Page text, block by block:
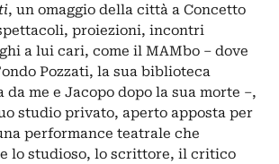
, un omaggio della città a Concetto
proiezioni, incontri
a lui cari, come il MAMbo – dove
Pozzati, la sua biblioteca
da me e Jacopo dopo la sua morte –,
studio privato, aperto apposta per
performance teatrale che
lo studioso, lo scrittore, il critico